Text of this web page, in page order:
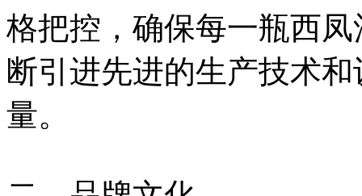
格把控，确保每一瓶西
断引进先进的生产技术
量。